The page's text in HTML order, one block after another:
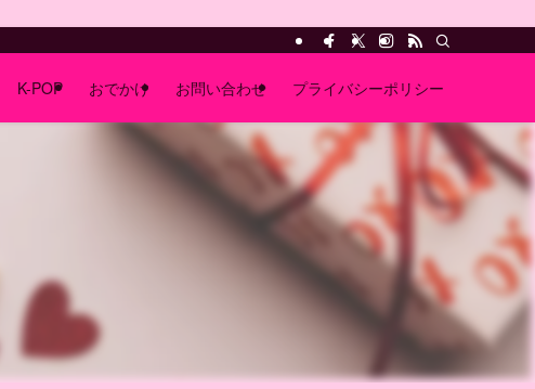
K-POP おでかけ お問い合わせ プライバシーポリシー